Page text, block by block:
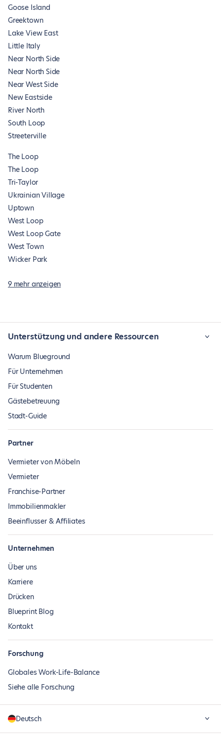
Goose Island
Greektown
Lake View East
Little Italy
Near North Side
Near North Side
Near West Side
New Eastside
River North
South Loop
Streeterville
The Loop
The Loop
Tri-Taylor
Ukrainian Village
Uptown
West Loop
West Loop Gate
West Town
Wicker Park
9 mehr anzeigen
Unterstützung und andere Ressourcen
Warum Blueground
Für Unternehmen
Für Studenten
Gästebetreuung
Stadt-Guide
Partner
Vermieter von Möbeln
Vermieter
Franchise-Partner
Immobilienmakler
Beeinflusser & Affiliates
Unternehmen
Über uns
Karriere
Drücken
Blueprint Blog
Kontakt
Forschung
Globales Work-Life-Balance
Siehe alle Forschung
Deutsch